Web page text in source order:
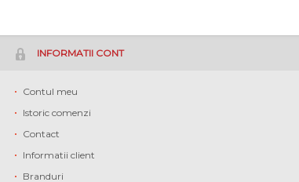
INFORMATII CONT
Contul meu
Istoric comenzi
Contact
Informatii client
Branduri